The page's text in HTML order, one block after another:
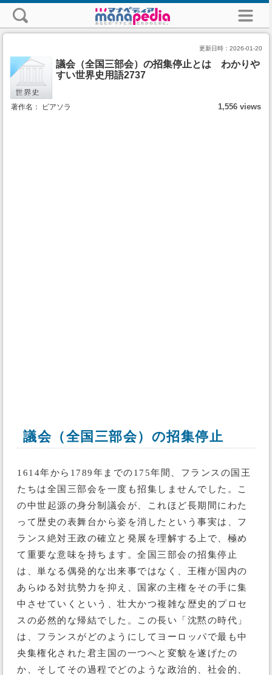
更新日時： 2026-01-20
議会（全国三部会）の招集停止とは わかりや
すい世界史用語2737
著作名： ピアソラ 1,556 views
議会（全国三部会）の招集停止
1614年から1789年までの175年間、フランスの国王
たちは全国三部会を一度も招集しませんでした。こ
の中世起源の身分制議会が、これほど長期間にわた
って歴史の表舞台から姿を消したという事実は、フ
ランス絶対王政の確立と発展を理解する上で、極め
て重要な意味を持ちます。全国三部会の招集停止
は、単なる偶発的な出来事ではなく、王権が国内の
あらゆる対抗勢力を抑え、国家の主権をその手に集
中させていくという、壮大かつ複雑な歴史的プロセ
スの必然的な帰結でした。この長い「沈黙の時代」
は、フランスがどのようにしてヨーロッパで最も中
央集権化された君主国の一つへと変貌を遂げたの
か、そしてその過程でどのような政治的、社会的、